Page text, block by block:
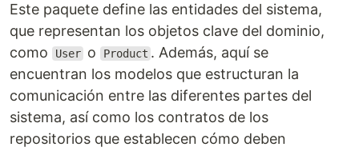
Este paquete define las entidades del sistema,
que representan los objetos clave del dominio,
como
User o Product . Además, aquí se
encuentran los modelos que estructuran la
comunicación entre las diferentes partes del
sistema, así como los contratos de los
repositorios que establecen cómo deben